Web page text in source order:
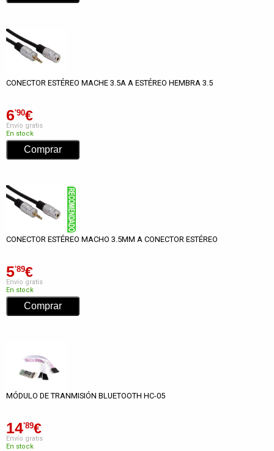
CONECTOR ESTÉREO MACHE 3.5A A ESTÉREO HEMBRA 3.5
6'90€
Envío gratis
En stock
CONECTOR ESTÉREO MACHO 3.5MM A CONECTOR ESTÉREO
5'89€
Envío gratis
En stock
MÓDULO DE TRANMISIÓN BLUETOOTH HC-05
14'89€
Envío gratis
En stock